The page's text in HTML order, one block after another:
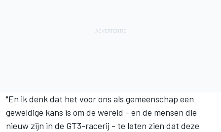
"En ik denk dat het voor ons als gemeenschap een
geweldige kans is om de wereld - en de mensen die
nieuw zijn in de GT3-racerij - te laten zien dat deze